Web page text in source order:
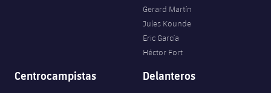
Gerard Martín
Jules Kounde
Eric García
Héctor Fort
Centrocampistas Delanteros